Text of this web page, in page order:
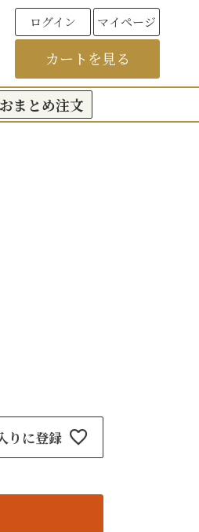
ログイン マイページ
カートを見る
まとめ注文
りに登録